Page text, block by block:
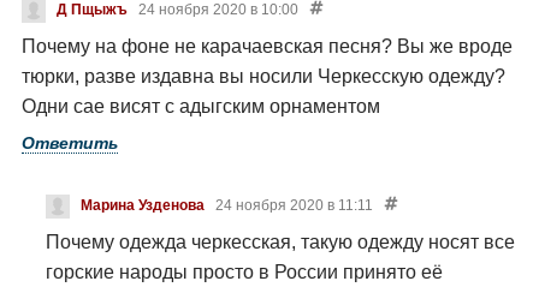
Д Пщыжъ 24 ноября 2020 в 10:00
Почему на фоне не карачаевская песня? Вы же вроде
тюрки, разве издавна вы носили Черкесскую одежду?
Одни сае висят с адыгским орнаментом
Ответить
Марина Узденова 24 ноября 2020 в 11:11
Почему одежда черкесская, такую одежду носят все
горские народы просто в России принято её